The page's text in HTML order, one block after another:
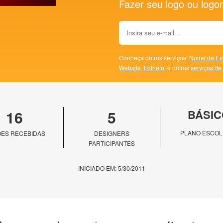
Fazer seu logo ou
Conheça outros serviços: Nome de
Website, Folheto, e outrosserviços
16
RECEBIDAS
5
DESIGNERS
PARTICIPANTES
PLANO
INICIADO EM: 5/30/2011